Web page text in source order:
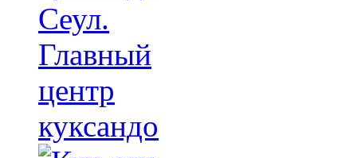
Сеул.
Главный
центр
куксандо